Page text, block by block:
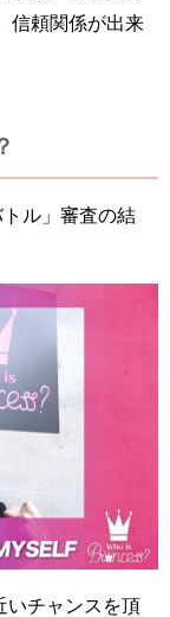
信頼関係が出来
ル」審査の結
いチャンスを頂